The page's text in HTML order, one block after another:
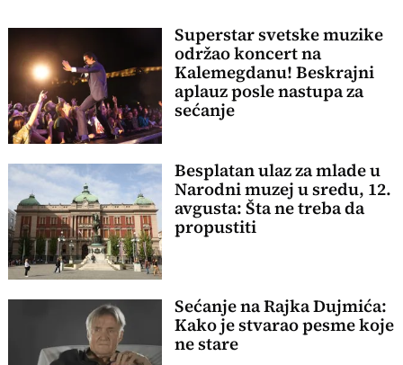
Superstar svetske muzike
održao koncert na
Kalemegdanu! Beskrajni
aplauz posle nastupa za
sećanje
Besplatan ulaz za mlade u
Narodni muzej u sredu, 12.
avgusta: Šta ne treba da
propustiti
Sećanje na Rajka Dujmića:
Kako je stvarao pesme koje
ne stare